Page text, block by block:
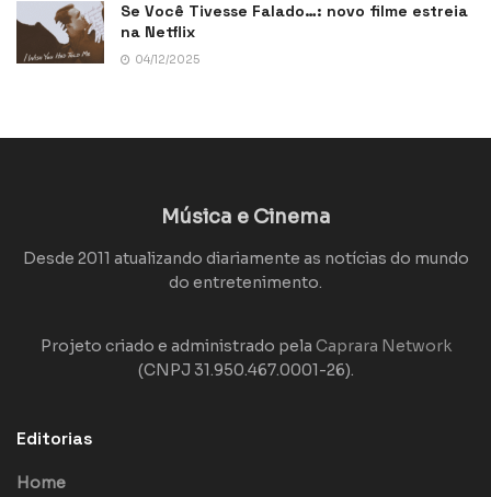
Se Você Tivesse Falado…: novo filme estreia
na Netflix
04/12/2025
Música e Cinema
Desde 2011 atualizando diariamente as notícias do mundo
do entretenimento.
Projeto criado e administrado pela Caprara Network
(CNPJ 31.950.467.0001-26).
Editorias
Home